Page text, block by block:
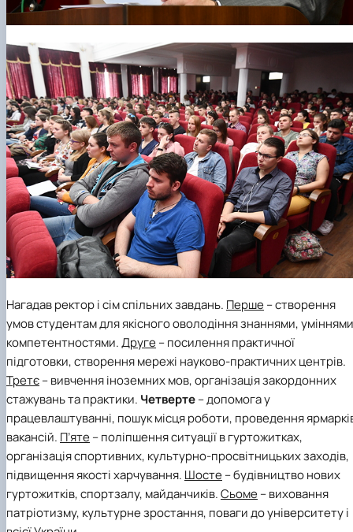
Нагадав ректор і сім спільних завдань. Перше– створення
умов студентам для якісного оволодіння знаннями,
компетентностями.Друге– посилення практичної
підготовки, створення мережі науково-практичних центрів.
Третє– вивчення іноземних мов, організація закордонних
стажувань та практики. Четверте– допомога у
працевлаштуванні, пошук місця роботи, проведення
вакансій. П’яте– поліпшення ситуації в гуртожитках,
організація спортивних, культурно-просвітницьких заходів,
підвищення якості харчування. Шосте– будівництво нових
гуртожитків, спортзалу, майданчиків.Сьоме– виховання
патріотизму, культурне зростання, поваги до університету і